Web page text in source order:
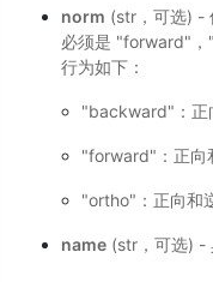
norm (str，可选) -
必须是 "forward"
行为如下：
"backward"：正
"forward"：正向
"ortho"：正向和
name(str，可选) -